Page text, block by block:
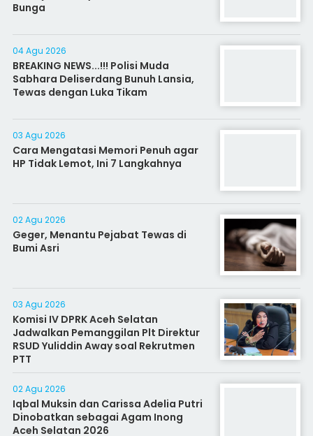
Bunga
04 Agu 2026
BREAKING NEWS...!!! Polisi Muda
Sabhara Deliserdang Bunuh Lansia,
Tewas dengan Luka Tikam
03 Agu 2026
Cara Mengatasi Memori Penuh agar
HP Tidak Lemot, Ini 7 Langkahnya
02 Agu 2026
Geger, Menantu Pejabat Tewas di
Bumi Asri
03 Agu 2026
Komisi IV DPRK Aceh Selatan
Jadwalkan Pemanggilan Plt Direktur
RSUD Yuliddin Away soal Rekrutmen
PTT
02 Agu 2026
Iqbal Muksin dan Carissa Adelia Putri
Dinobatkan sebagai Agam Inong
Aceh Selatan 2026